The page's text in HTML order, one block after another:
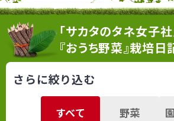
「サカタのタネ女子
『おうち野菜』栽培
さらに絞り込む
すべて 野菜